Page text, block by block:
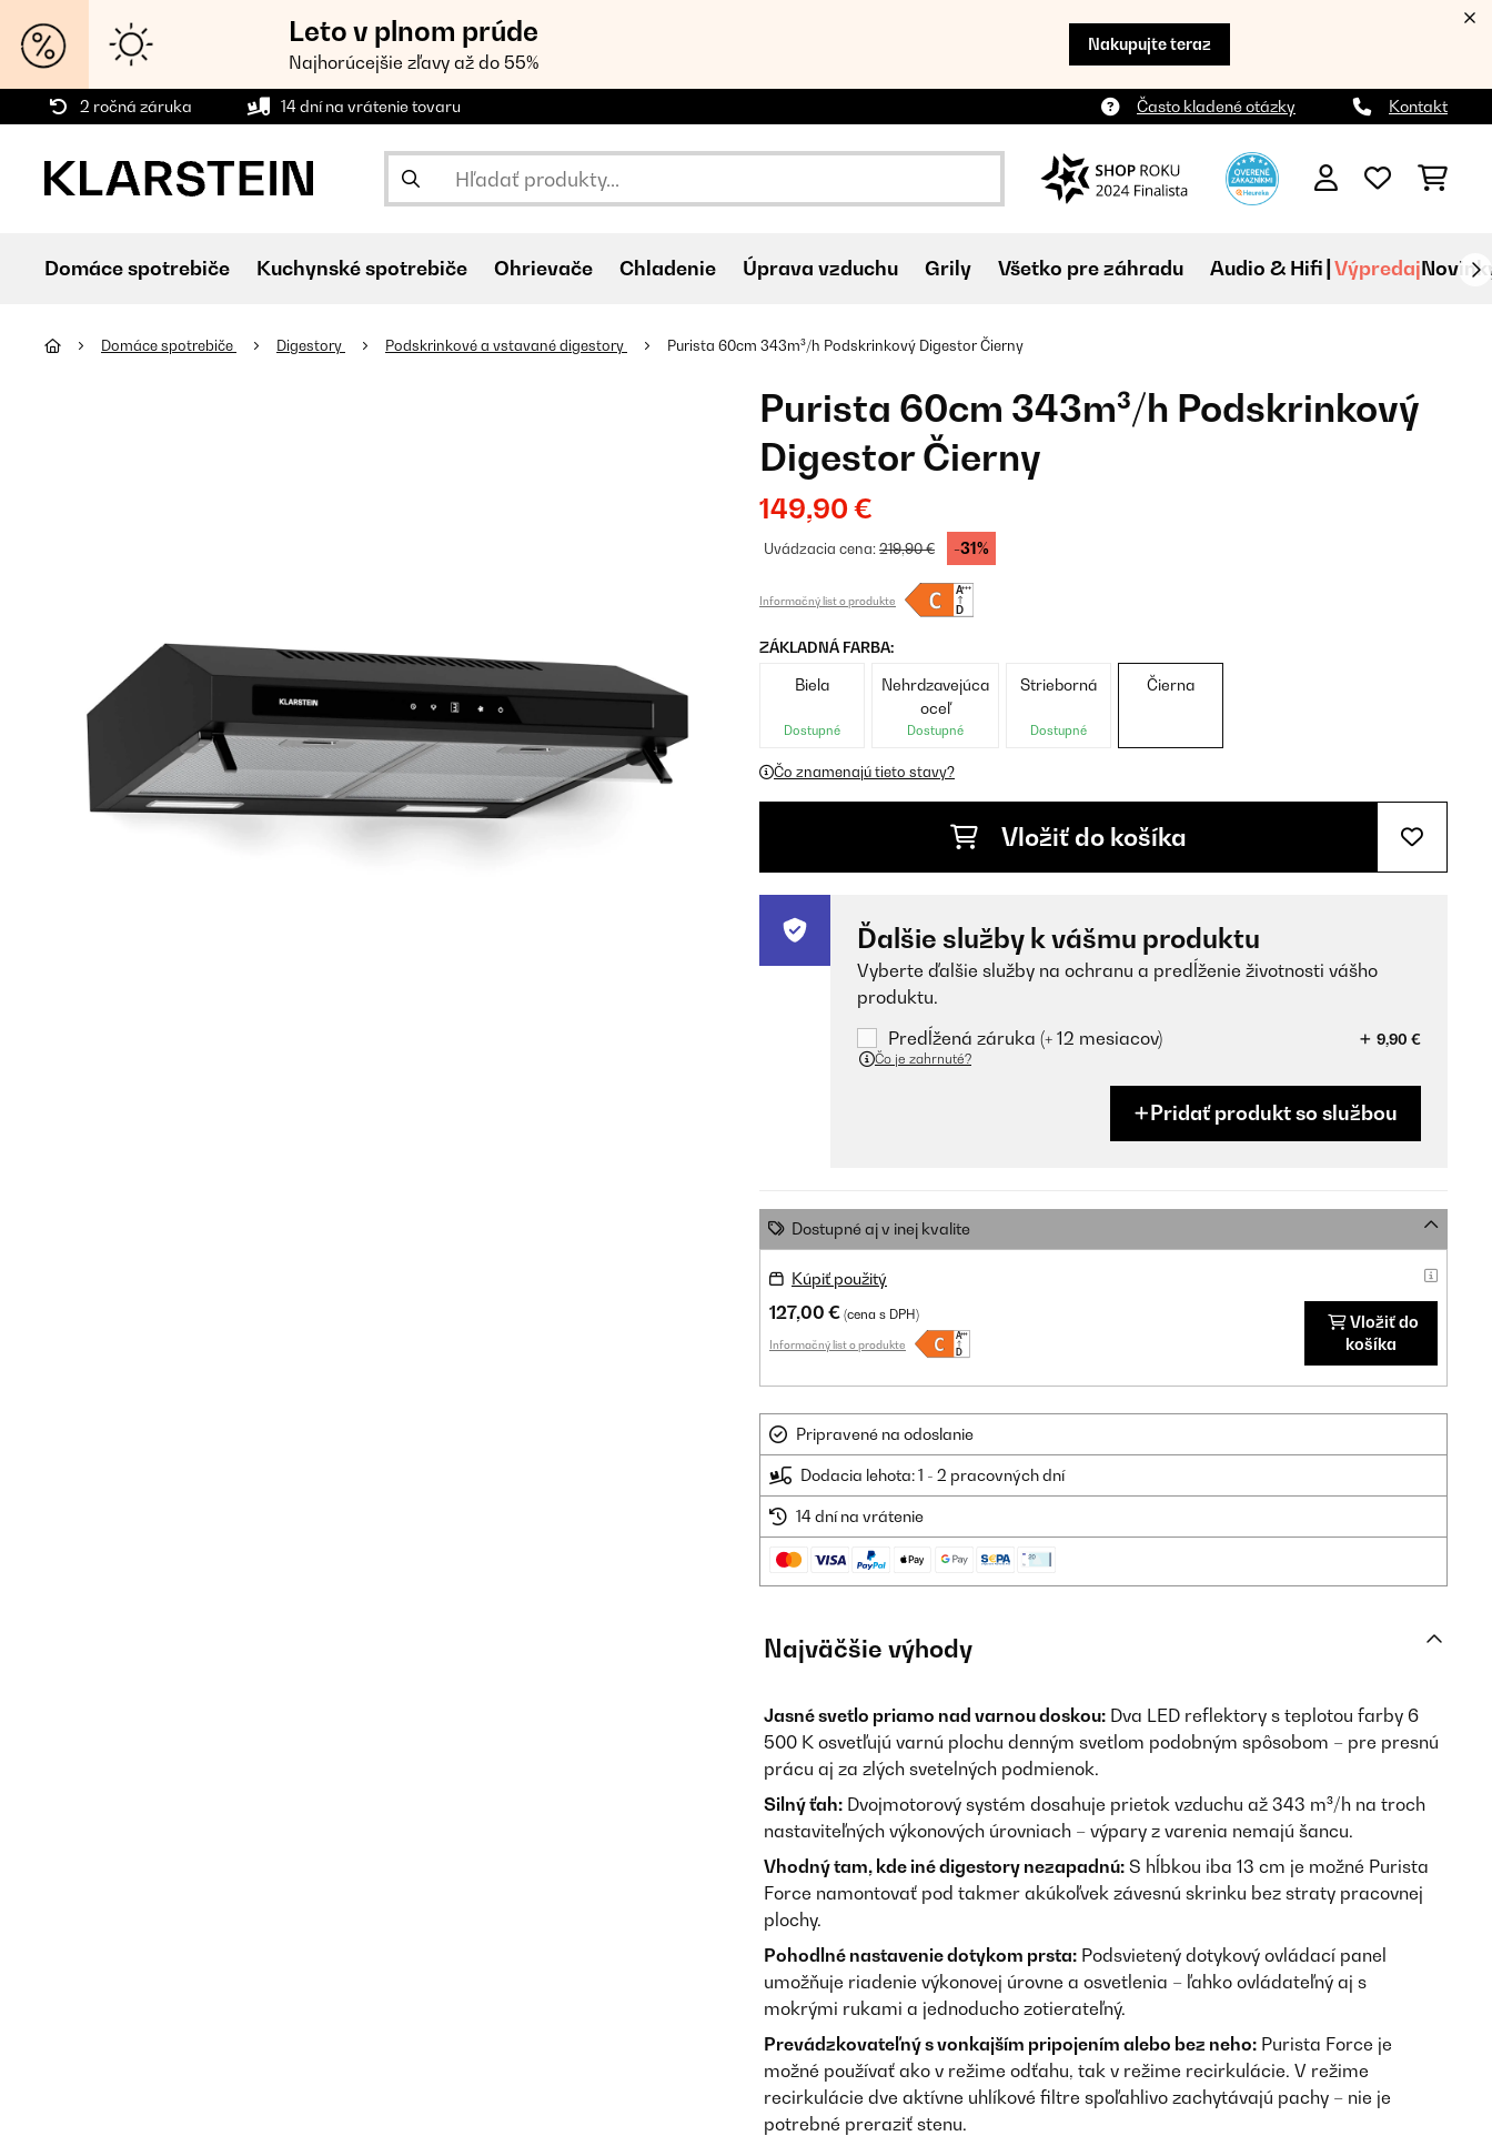
Leto v plnom prúde
Najhorúcejšie zľavy až do 55%
Nakupujte teraz
2 ročná záruka 14 dní na vrátenie tovaru Často kladené otázky Kontakt
Domáce spotrebiče Kuchynské spotrebiče Ohrievače Chladenie Úprava vzduchu Grily Všetko pre záhradu Audio & Hifi Výpredaj
Domáce spotrebiče Digestory Podskrinkové a vstavané digestory Purista 60cm 343m³/h Podskrinkový Digestor Čierny
Purista 60cm 343m³/h Podskrinkový
Digestor Čierny
149,90 €
Uvádzacia cena:219,90 € -31%
Informačný list o produkte
ZÁKLADNÁ FARBA:
Biela
Dostupné
Nehrdzavejúca
oceľ
Dostupné
Strieborná
Dostupné
Čierna
Čo znamenajú tieto stavy?
Vložiť do košíka
Ďalšie služby k vášmu produktu
Vyberte ďalšie služby na ochranu a predĺženie životnosti vášho
produktu.
Predĺžená záruka (+ 12 mesiacov)
9,90 €
Čo je zahrnuté?
Pridať produkt so službou
Dostupné aj v inej kvalite
Kúpiť použitý
127,00 € (cena s DPH)
Informačný list o produkte
Vložiť do
košíka
Pripravené na odoslanie
Dodacia lehota: 1 - 2 pracovných dní
14 dní na vrátenie
Najväčšie výhody
Jasné svetlo priamo nad varnou doskou: Dva LED reflektory s teplotou farby 6
500 K osvetľujú varnú plochu denným svetlom podobným spôsobom – pre presnú
prácu aj za zlých svetelných podmienok.
Silný ťah: Dvojmotorový systém dosahuje prietok vzduchu až 343 m³/h na troch
nastaviteľných výkonových úrovniach – výpary z varenia nemajú šancu.
Vhodný tam, kde iné digestory nezapadnú: S hĺbkou iba 13 cm je možné Purista
Force namontovať pod takmer akúkoľvek závesnú skrinku bez straty pracovnej
plochy.
Pohodlné nastavenie dotykom prsta: Podsvietený dotykový ovládací panel
umožňuje riadenie výkonovej úrovne a osvetlenia – ľahko ovládateľný aj s
mokrými rukami a jednoducho zotierateľný.
Prevádzkovateľný s vonkajším pripojením alebo bez neho: Purista Force je
možné používať ako v režime odťahu, tak v režime recirkulácie. V režime
recirkulácie dve aktívne uhlíkové filtre spoľahlivo zachytávajú pachy – nie je
potrebné preraziť stenu.